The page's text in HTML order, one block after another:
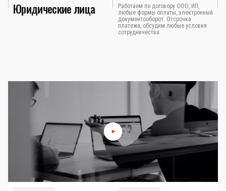
Юридические лица
Работаем по договору ООО, ИП,
любые формы оплаты, электронный
документооборот. Отсрочка
платежа, обсудим любые условия
сотрудничества.